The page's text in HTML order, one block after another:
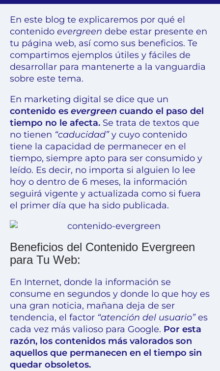
En este blog te explicaremos por qué el
contenido evergreen debe estar presente en
tu página web, así como sus beneficios. Te
compartimos ejemplos útiles y fáciles de
desarrollar para mantenerte a la vanguardia
sobre este tema.
En marketing digital se dice que un
contenido es evergreen cuando el paso del
tiempo no le afecta. Se trata de textos que
no tienen “caducidad”y cuyo contenido
tiene la capacidad de permanecer en el
tiempo, siempre apto para ser consumido y
leído. Es decir, no importa si alguien lo lee
hoy o dentro de 6 meses, la información
seguirá vigente y actualizada como si fuera
el primer día que ha sido publicada.
Beneficios del Contenido Evergreen
para Tu Web:
En Internet, donde la información se
consume en segundos y donde lo que hoy es
una gran noticia, mañana deja de ser
tendencia, el factor “atención del usuario”es
cada vez más valioso para Google. Por esta
razón, los contenidos más valorados son
aquellos que permanecen en el tiempo sin
quedar obsoletos.